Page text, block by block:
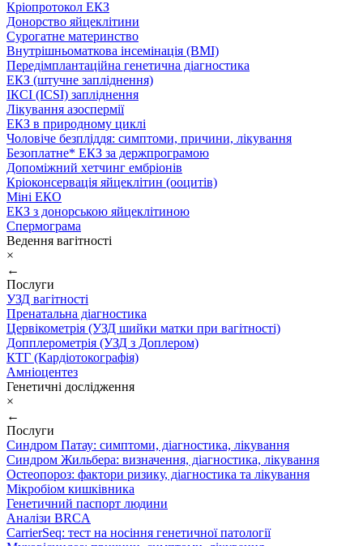
Кріопротокол ЕКЗ
Донорство яйцеклітини
Сурогатне материнство
Внутрішньоматкова інсемінація (ВМІ)
Передімплантаційна генетична діагностика
ЕКЗ (штучне запліднення)
ІКСІ (ICSI) запліднення
Лікування азоспермії
ЕКЗ в природному циклі
Чоловіче безпліддя: симптоми, причини, лікування
Безоплатне* ЕКЗ за держпрограмою
Допоміжний хетчинг ембріонів
Кріоконсервація яйцеклітин (ооцитів)
Міні ЕКО
ЕКЗ з донорською яйцеклітиною
Спермограма
Ведення вагітності
×
←
Послуги
УЗД вагітності
Пренатальна діагностика
Цервікометрія (УЗД шийки матки при вагітності)
Допплерометрія (УЗД з Доплером)
КТГ (Кардіотокографія)
Амніоцентез
Генетичні дослідження
×
←
Послуги
Синдром Патау: симптоми, дiагностика, лiкування
Синдром Жильбера: визначення, діагностика, лікування
Остеопороз: фактори ризику, діагностика та лікування
Мікробіом кишківника
Генетичний паспорт людини
Аналізи BRCA
CarrierSeq: тест на носіння генетичної патології